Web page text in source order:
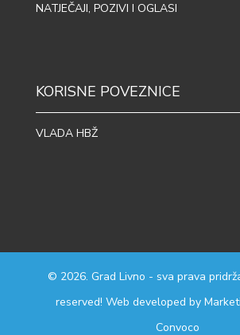
NATJEČAJI, POZIVI I OGLASI
KORISNE POVEZNICE
VLADA HBŽ
© 2026. Grad Livno - sva prava
reserved! Web developed by
Convoco